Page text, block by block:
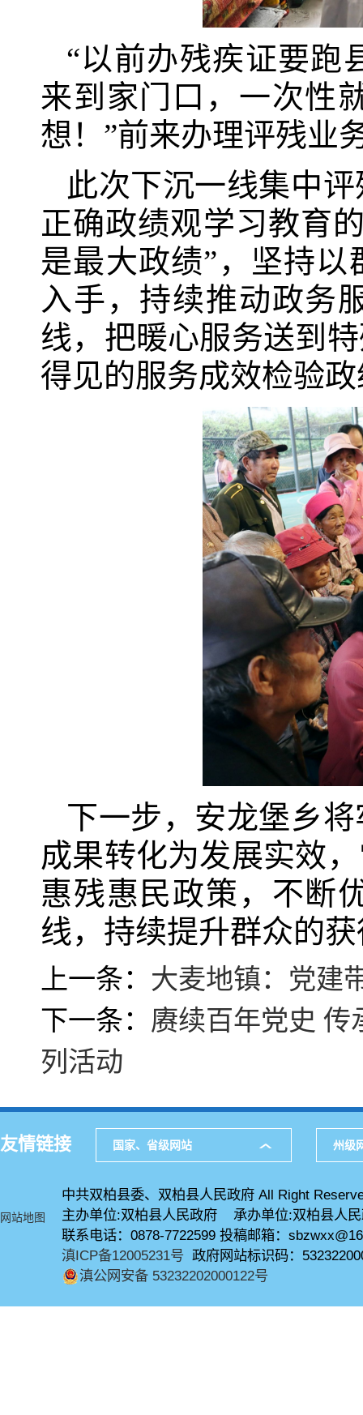
“以前办残疾证要跑
来到家门口，一次性
想！”前来办理评残业
此次下沉一线集中
正确政绩观学习教育
是最大政绩”，坚持
入手，持续推动政务
线，把暖心服务送到
得见的服务成效检验
下一步，安龙堡乡
成果转化为发展实效
惠残惠民政策，不断
线，持续提升群众的
上一条： 大麦地镇：党建
下一条： 赓续百年党史
列活动
友情链接 国家、省级网站 州级
网站地图
中共双柏县委、双柏县人民政府 All Right
主办单位:双柏县人民政府 承办单位:双柏县人
联系电话：0878-7722599 投稿邮箱：
滇ICP备12005231号 政府网站标识码：
滇公网安备 53232202000122号